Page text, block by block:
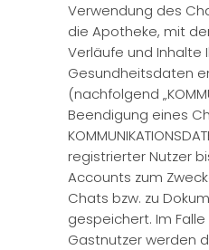
Verwendung des
die Apotheke, mit
Verläufe und Inhalte
Gesundheitsdaten
(nachfolgend
Beendigung eines
registrierter Nutzer
Accounts zum
Chats bzw. zu
gespeichert. Im
Gastnutzer werden